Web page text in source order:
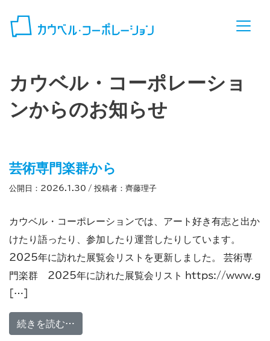
カウベル・コーポレーショ
ンからのお知らせ
芸術専門楽群から
公開日： 2026.1.30 / 投稿者： 齊藤理子
カウベル・コーポレーションでは、アート好き有志と出か
けたり語ったり、参加したり運営したりしています。
2025年に訪れた展覧会リストを更新しました。 芸術専
門楽群 2025年に訪れた展覧会リスト https://www.g
[…]
続きを読む…